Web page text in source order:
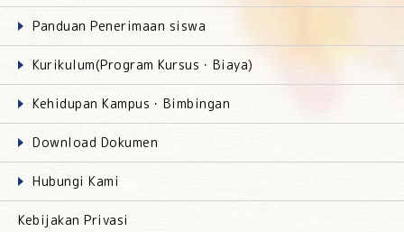
Panduan Penerimaan siswa
Kurikulum(Program Kursus・Biaya)
Kehidupan Kampus・Bimbingan
Download Dokumen
Hubungi Kami
Kebijakan Privasi